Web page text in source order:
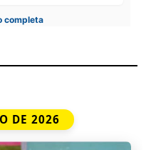
completa
DE 2026